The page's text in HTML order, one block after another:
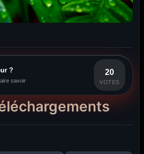
?
savoir
20
VOTES